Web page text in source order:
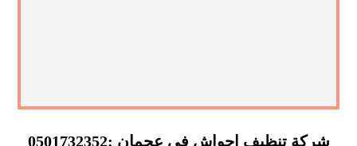
شركة تنظيف احواش في عجمان :0501732352